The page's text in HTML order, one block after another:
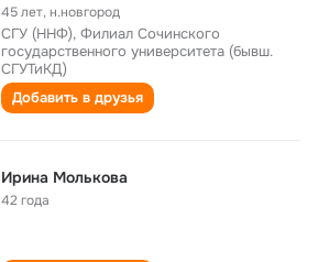
45 лет,н.новгород
СГУ (ННФ), Филиал Сочинского
государственного университета (бывш.
СГУТиКД)
Добавить в друзья
Ирина Молькова
42 года